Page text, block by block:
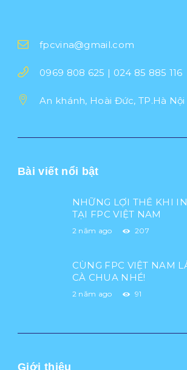
fpcvina@gmail.com
0969 808 625 | 024 85 885 116
An khánh, Hoài Đức, TP.Hà Nội
Bài viết nổi bật
NHỮNG LỢI THẾ KHI
TẠI FPC VIỆT NAM
2 năm ago 207
CÙNG FPC VIỆT NAM
CÀ CHUA NHÉ!
2 năm ago 91
Giới thiệu